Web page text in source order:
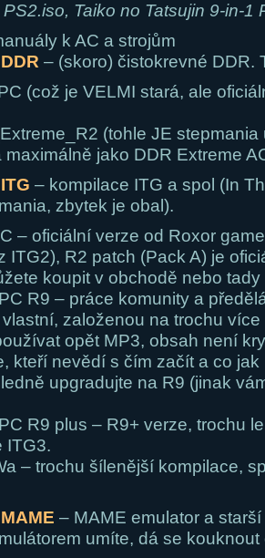
PS2.iso, Taiko no Tatsujin 9-in-
k AC a strojům
– (skoro) čistokrevné DDR.
(což je VELMI stará, ale
(tohle JE
maximálně jako DDR Extreme
– kompilace ITG a spol (In
zbytek je obal).
– oficiální verze od Roxor
ITG2), R2 patch (Pack A) je
koupit v obchodě nebo
R9 – práce komunity a
založenou na trochu
opět MP3, obsah není
kteří nevědí s čím začít a co
upgradujte na R9 (jinak
R9 plus – R9+ verze, trochu
ITG3.
– trochu šílenější kompilace,
– MAME emulator a
umíte, dá se kouknout